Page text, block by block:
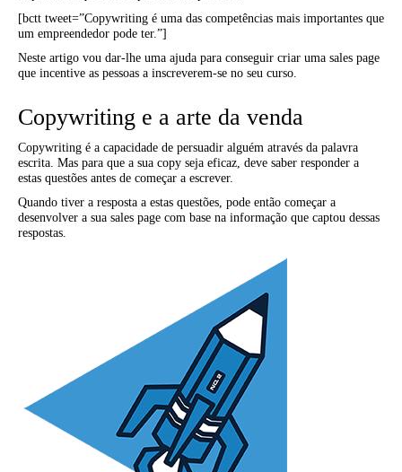
[bctt tweet=”Copywriting é uma das competências mais importantes que
um empreendedor pode ter.”]
Neste artigo vou dar-lhe uma ajuda para conseguir criar uma sales page
que incentive as pessoas a inscreverem-se no seu curso.
Copywriting e a arte da venda
Copywriting é a capacidade de persuadir alguém através da palavra
escrita. Mas para que a sua copy seja eficaz, deve saber responder a
estas questões antes de começar a escrever.
Quando tiver a resposta a estas questões, pode então começar a
desenvolver a sua sales page com base na informação que captou dessas
respostas.